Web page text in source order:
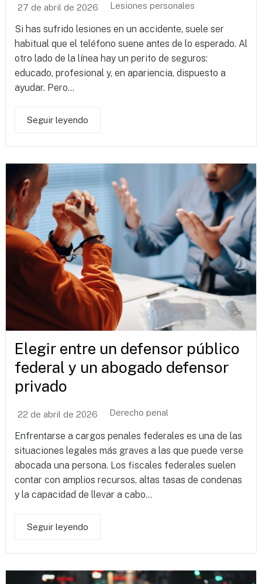
27 de abril de 2026 Lesiones personales
Si has sufrido lesiones en un accidente, suele ser
habitual que el teléfono suene antes de lo esperado. Al
otro lado de la línea hay un perito de seguros:
educado, profesional y, en apariencia, dispuesto a
ayudar. Pero...
Seguir leyendo
Elegir entre un defensor público
federal y un abogado defensor
privado
22 de abril de 2026 Derecho penal
Enfrentarse a cargos penales federales es una de las
situaciones legales más graves a las que puede verse
abocada una persona. Los fiscales federales suelen
contar con amplios recursos, altas tasas de condenas
y la capacidad de llevar a cabo...
Seguir leyendo